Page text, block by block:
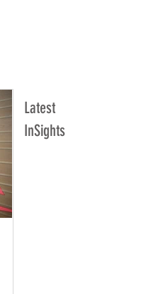
Latest
InSights